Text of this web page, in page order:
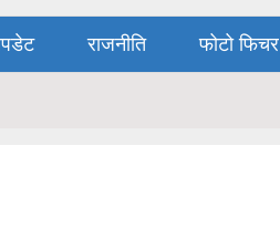
राजनीति फोटो फिचर